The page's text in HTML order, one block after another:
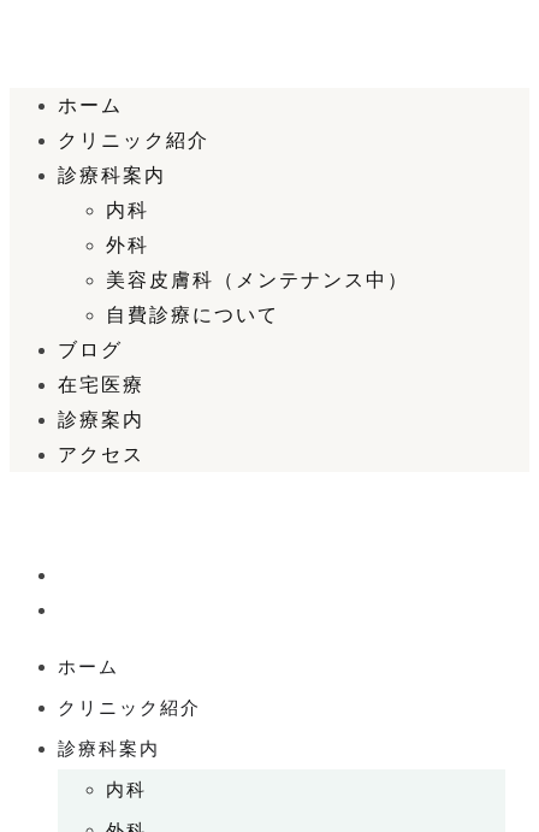
ホーム
クリニック紹介
診療科案内
内科
外科
美容皮膚科（メンテナンス中）
自費診療について
ブログ
在宅医療
診療案内
アクセス
ホーム
クリニック紹介
診療科案内
内科